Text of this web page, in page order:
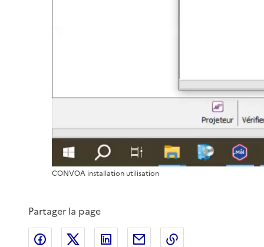
CONVOA installation utilisation
Partager la page
Partager sur Facebook
Partager sur XPartager sur LinkedIn
Partager par email